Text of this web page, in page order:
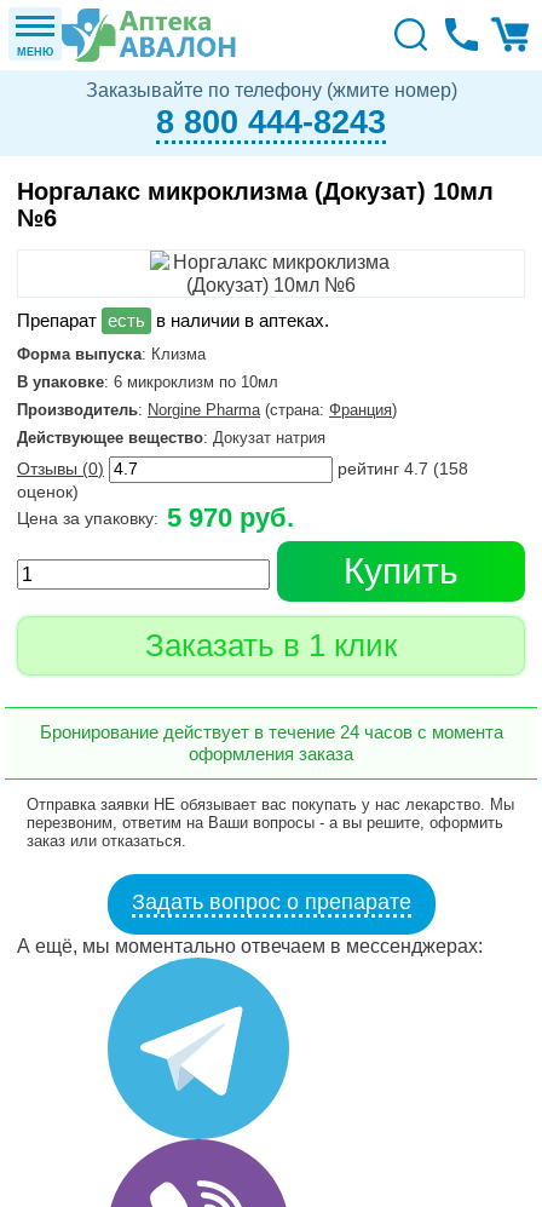
МЕНЮ
Заказывайте по телефону (жмите номер)
8 800 444-8243
Норгалакс микроклизма (Докузат) 10мл
№6
в наличии в аптеках.
Форма выпуска: Клизма
В упаковке: 6 микроклизм по 10мл
Производитель: Norgine Pharma(страна: Франция)
Действующее вещество: Докузат натрия
Отзывы (0) рейтинг 4.7 (158
оценок)
Цена за упаковку: 5 970 руб.
Купить
Заказать в 1 клик
Бронирование действует в течение 24 часов с момента
оформления заказа
Отправка заявки НЕ обязывает вас покупать у нас лекарство. Мы
перезвоним, ответим на Ваши вопросы - а вы решите, оформить
заказ или отказаться.
Задать вопрос о препарате
А ещё, мы моментально отвечаем в мессенджерах: